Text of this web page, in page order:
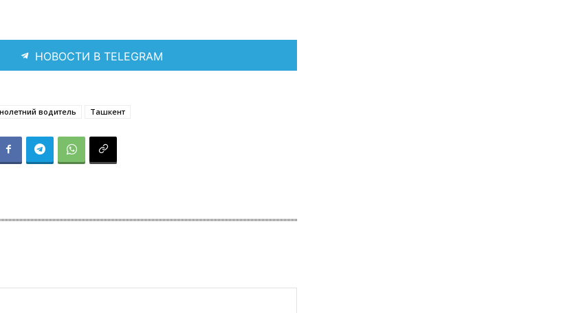
НОВОСТИ В TELEGRAM
водитель Ташкент